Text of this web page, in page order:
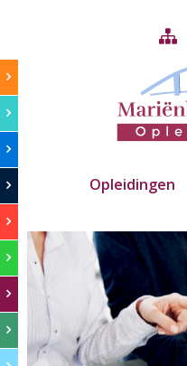
Opleidingen